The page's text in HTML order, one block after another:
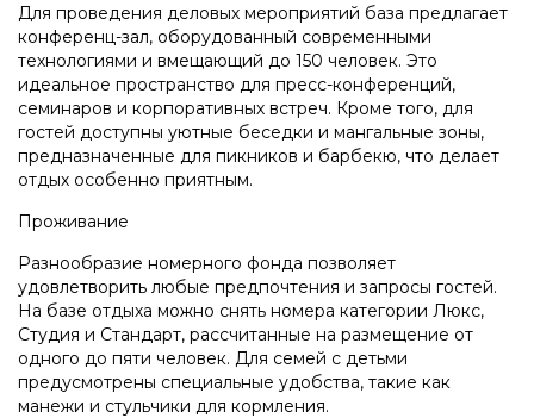
Для проведения деловых мероприятий база предлагает
конференц-зал, оборудованный современными
технологиями и вмещающий до 150 человек. Это
идеальное пространство для пресс-конференций,
семинаров и корпоративных встреч. Кроме того, для
гостей доступны уютные беседки и мангальные зоны,
предназначенные для пикников и барбекю, что делает
отдых особенно приятным.
Проживание
Разнообразие номерного фонда позволяет
удовлетворить любые предпочтения и запросы гостей.
На базе отдыха можно снять номера категории Люкс,
Студия и Стандарт, рассчитанные на размещение от
одного до пяти человек. Для семей с детьми
предусмотрены специальные удобства, такие как
манежи и стульчики для кормления.